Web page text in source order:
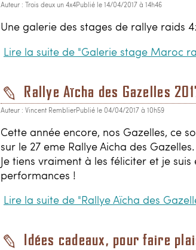
Auteur : Trois deux un 4x4Publié le 14/04/2017 à 14h46
Une galerie des stages de rallye raids
Lire la suite de "Galerie stage Maroc
Rallye Aïcha des Gazelles
Auteur : Vincent RemblierPublié le 04/04/2017 à 10h59
Cette année encore, nos Gazelles, ce
sur le 27 eme Rallye Aicha des Gazelles.
Je tiens vraiment à les féliciter et je
performances !
Lire la suite de "Rallye Aïcha des
Idées cadeaux, pour faire